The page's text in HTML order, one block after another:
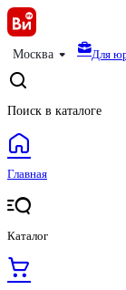
Москва Для
Поиск в каталоге
Главная
Каталог